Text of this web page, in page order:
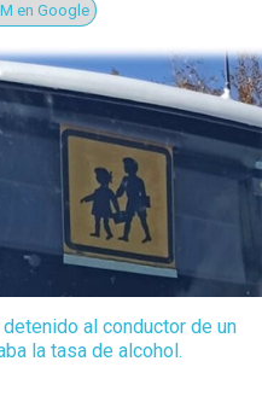
en Google
al conductor de un
la tasa de alcohol.